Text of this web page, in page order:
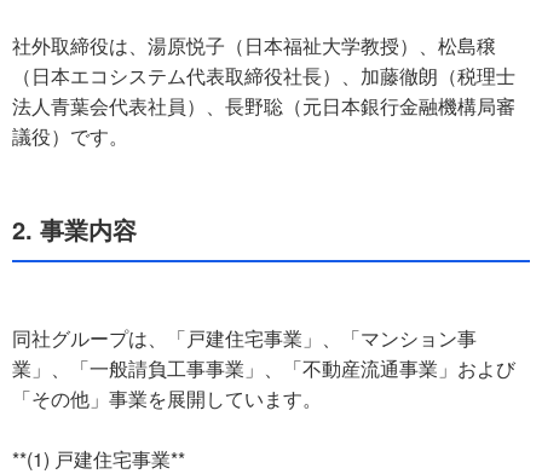
社外取締役は、湯原悦子（日本福祉大学教授）、松島穣
（日本エコシステム代表取締役社長）、加藤徹朗（税理士
法人青葉会代表社員）、長野聡（元日本銀行金融機構局審
議役）です。
2. 事業内容
同社グループは、「戸建住宅事業」、「マンション事
業」、「一般請負工事事業」、「不動産流通事業」および
「その他」事業を展開しています。
**(1) 戸建住宅事業**